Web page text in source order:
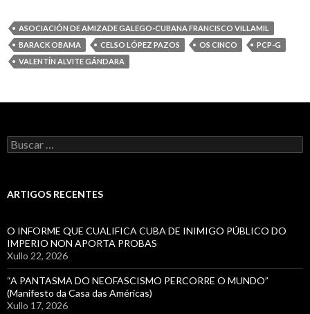
Villamil
reclaman
a
ASOCIACIÓN DE AMIZADE GALEGO-CUBANA FRANCISCO VILLAMIL
BARACK OBAMA
CELSO LÓPEZ PAZOS OS CINCO
PCP-G
VALENTÍN ALVITE GÁNDARA
Buscar:
ARTIGOS RECENTES
O INFORME QUE CUALIFICA CUBA DE INIMIGO PÚBLICO DO
IMPERIO NON APORTA PROBAS
Xullo 22, 2026
“A PANTASMA DO NEOFASCISMO PERCORRE O MUNDO”
(Manifesto da Casa das Américas)
Xullo 17, 2026